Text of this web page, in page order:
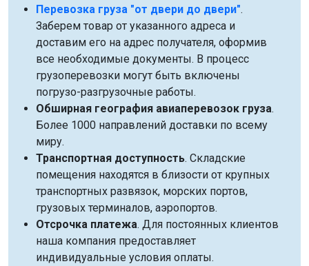
Перевозка груза "от двери до двери".
Заберем товар от указанного адреса и
доставим его на адрес получателя, оформив
все необходимые документы. В процесс
грузоперевозки могут быть включены
погрузо-разгрузочные работы.
Обширная география авиаперевозок груза.
Более 1000 направлений доставки по всему
миру.
Транспортная доступность. Складские
помещения находятся в близости от крупных
транспортных развязок, морских портов,
грузовых терминалов, аэропортов.
Отсрочка платежа. Для постоянных клиентов
наша компания предоставляет
индивидуальные условия оплаты.